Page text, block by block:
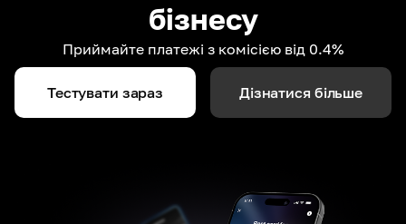
бізнесу
Приймайте платежі з комісією від 0.4%
Тестувати зараз Дізнатися більше